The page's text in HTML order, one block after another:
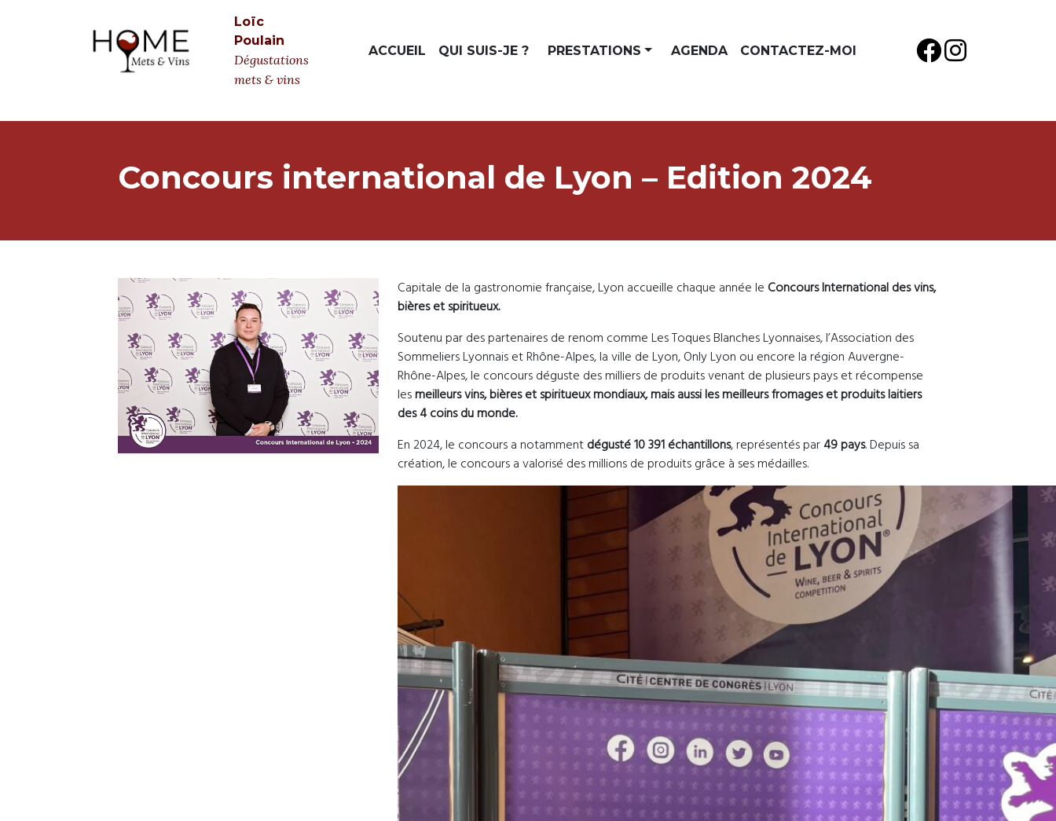
Loïc
Poulain
Dégustations
mets & vins
ACCUEIL QUI SUIS-JE ? PRESTATIONS AGENDA CONTACTEZ-MOI
Concours international de Lyon – Edition 2024
Capitale de la gastronomie française, Lyon accueille chaque année le Concours International des vins,
bières et spiritueux.
Soutenu par des partenaires de renom comme Les Toques Blanches Lyonnaises, l’Association des
Sommeliers Lyonnais et Rhône-Alpes, la ville de Lyon, Only Lyon ou encore la région Auvergne-
Rhône-Alpes, le concours déguste des milliers de produits venant de plusieurs pays et récompense
lesmeilleurs vins, bières et spiritueux mondiaux, mais aussi les meilleurs fromages et produits laitiers
des 4 coins du monde.
En 2024, le concours a notamment dégusté 10 391 échantillons, représentés par 49 pays. Depuis sa
création, le concours a valorisé des millions de produits grâce à ses médailles.